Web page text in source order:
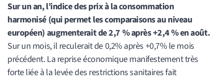
Sur un an, l’indice des prix à la consommation
harmonisé (qui permet les comparaisons au niveau
européen) augmenterait de 2,7 % après +2,4 % en août.
Sur un mois, il reculerait de 0,2% après +0,7% le mois
précédent. La reprise économique manifestement très
forte liée à la levée des restrictions sanitaires fait